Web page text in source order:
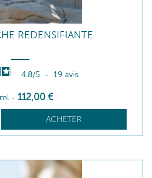
REDENSIFIANTE
4.8/5 - 19 avis
- 112,00 €
ACHETER